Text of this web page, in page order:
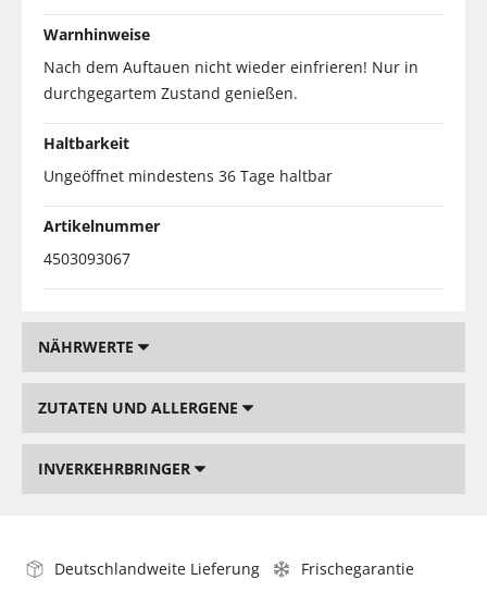
Warnhinweise
Nach dem Auftauen nicht wieder einfrieren! Nur in
durchgegartem Zustand genießen.
Haltbarkeit
Ungeöffnet mindestens 36 Tage haltbar
Artikelnummer
4503093067
NÄHRWERTE
ZUTATEN UND ALLERGENE
INVERKEHRBRINGER
Deutschlandweite Lieferung
Frischegarantie